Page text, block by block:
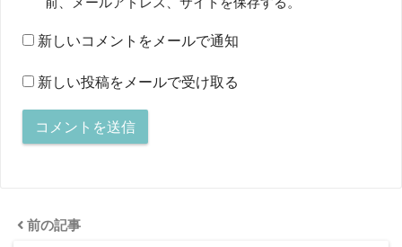
新しいコメントをメールで通知
新しい投稿をメールで受け取る
前の記事